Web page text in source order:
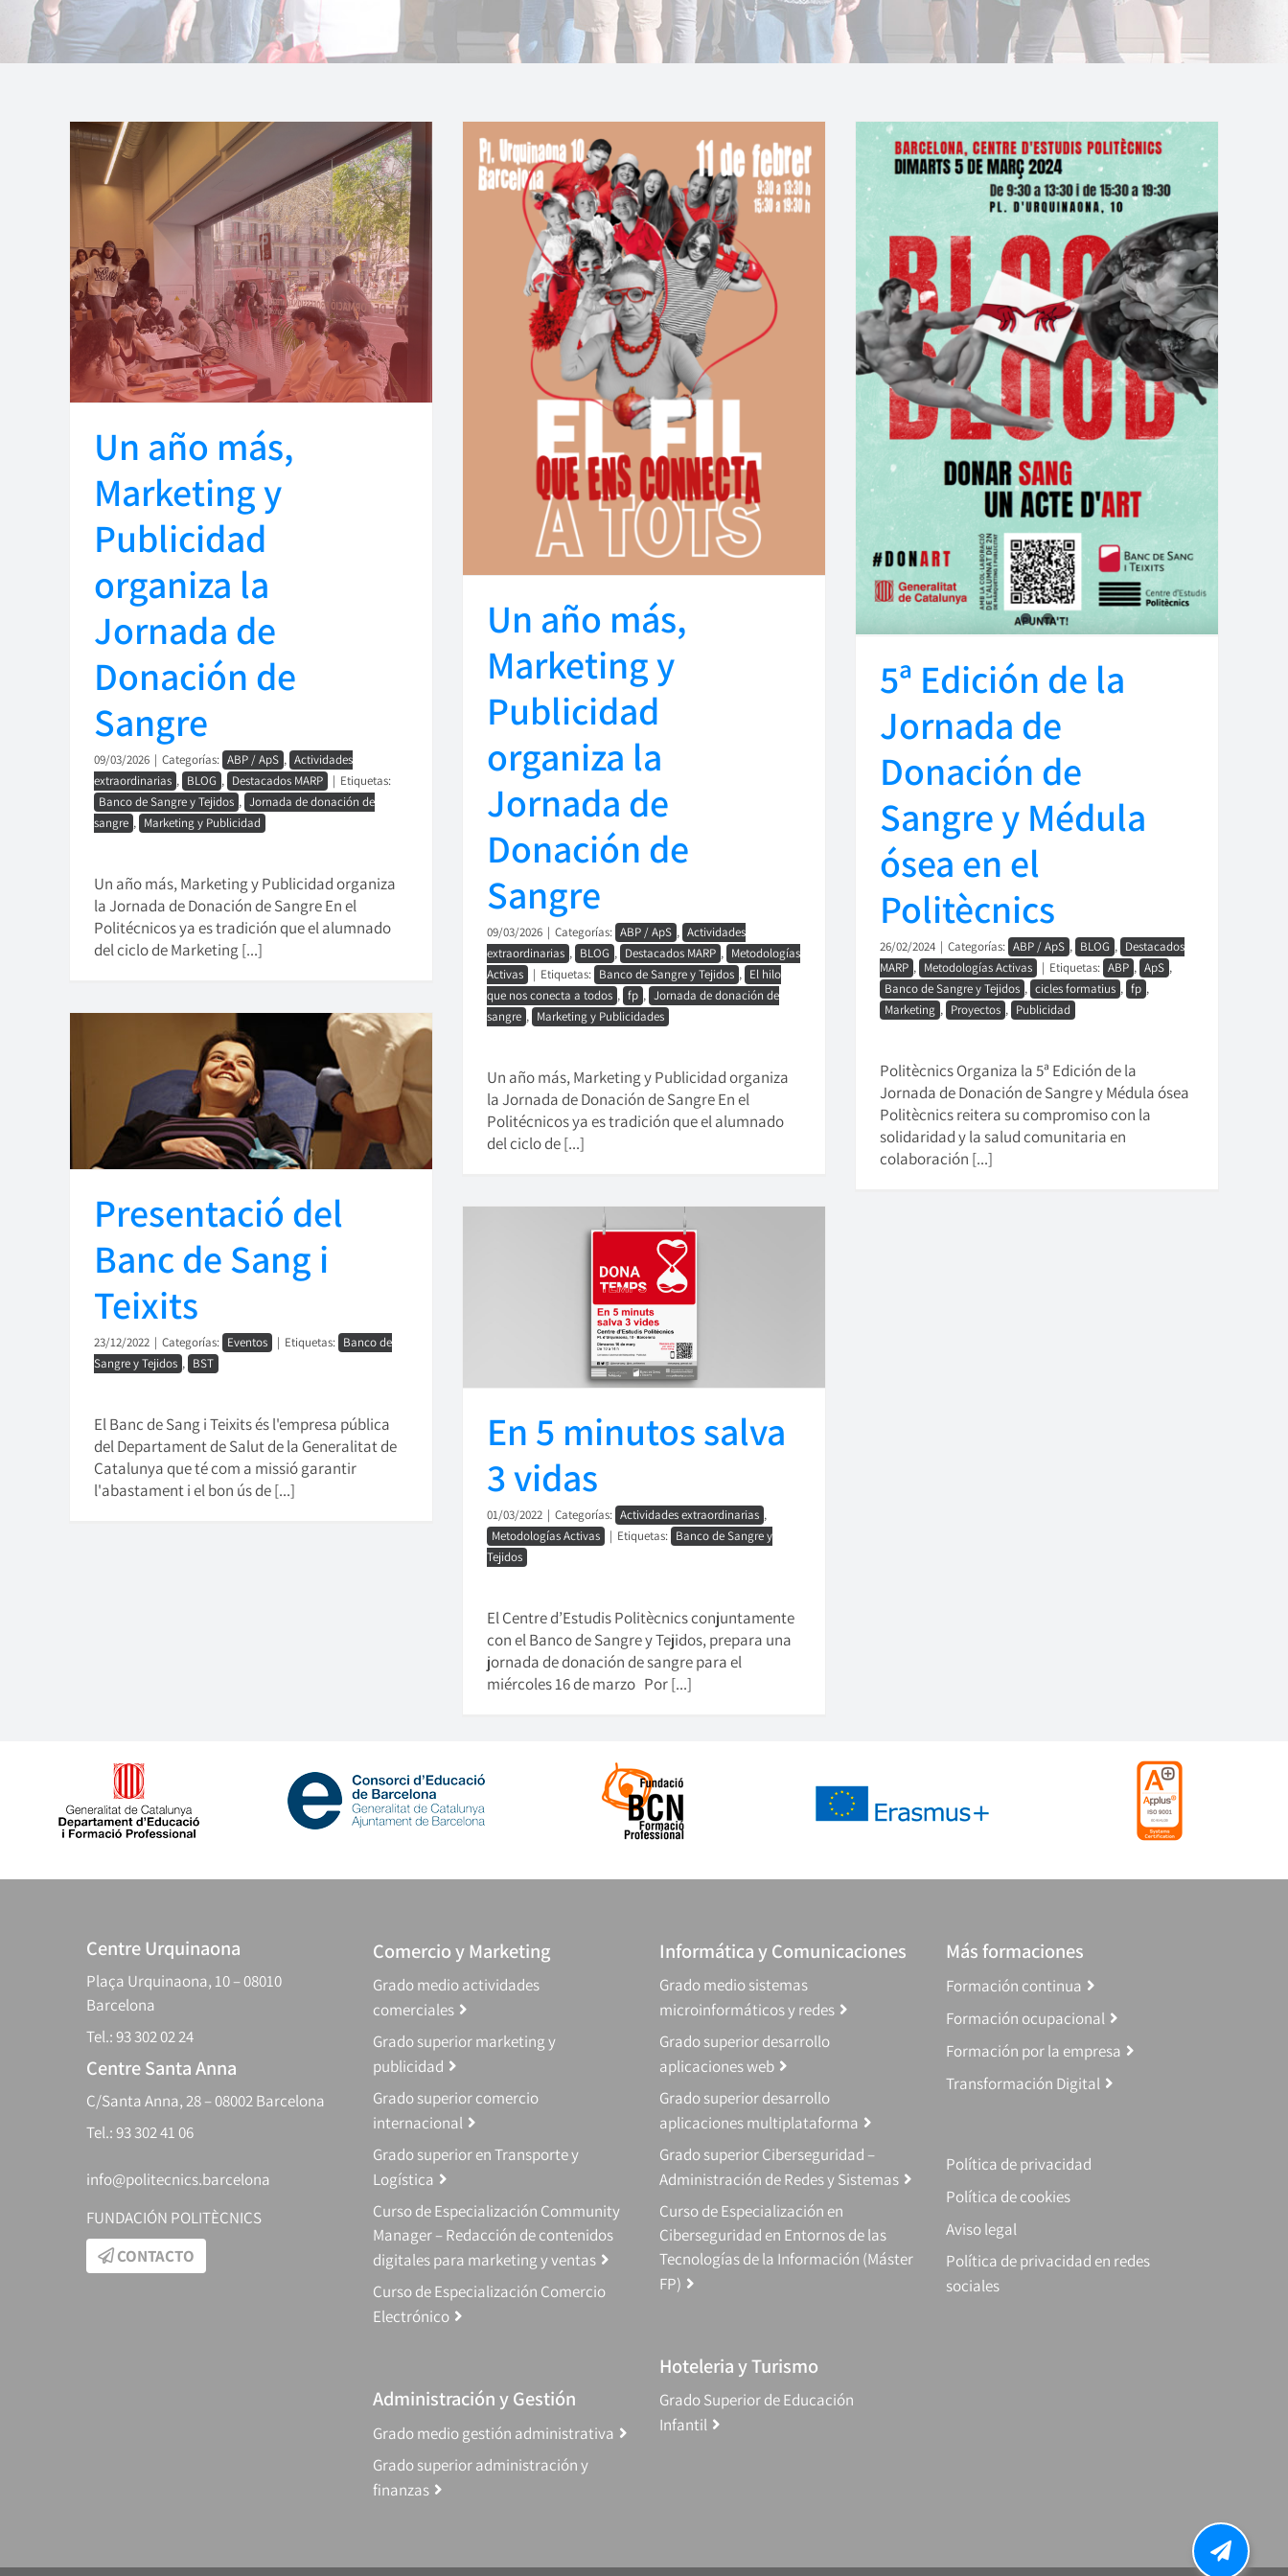
Un año más,
Marketing y
Publicidad
organiza la
Jornada de
Donación de
Sangre
09/03/2026 | Categorías: ABP / ApS , Actividades
extraordinarias , BLOG , Destacados MARP | Etiquetas:
Banco de Sangre y Tejidos , Jornada de donación de
sangre , Marketing y Publicidad
Un año más, Marketing y Publicidad organiza
la Jornada de Donación de Sangre En el
Politécnicos ya es tradición que el alumnado
del ciclo de Marketing [...]
Un año más,
Marketing y
Publicidad
organiza la
Jornada de
Donación de
Sangre
09/03/2026 | Categorías: ABP / ApS , Actividades
extraordinarias , BLOG , Destacados MARP , Metodologías
Activas
| Etiquetas: Banco de Sangre y Tejidos , El hilo
que nos conecta a todos , fp , Jornada de donación de
sangre , Marketing y Publicidades
Un año más, Marketing y Publicidad organiza
la Jornada de Donación de Sangre En el
Politécnicos ya es tradición que el alumnado
del ciclo de [...]
5ª Edición de la
Jornada de
Donación de
Sangre y Médula
ósea en el
Politècnics
26/02/2024 | Categorías: ABP / ApS , BLOG , Destacados
MARP , Metodologías Activas | Etiquetas: ABP , ApS ,
Banco de Sangre y Tejidos , cicles formatius , fp ,
Marketing , Proyectos , Publicidad
Politècnics Organiza la 5ª Edición de la
Jornada de Donación de Sangre y Médula ósea
Politècnics reitera su compromiso con la
solidaridad y la salud comunitaria en
colaboración [...]
Presentació del
Banc de Sang i
Teixits
23/12/2022 | Categorías: Eventos | Etiquetas: Banco de
Sangre y Tejidos , BST
El Banc de Sang i Teixits és l'empresa pública
del Departament de Salut de la Generalitat de
Catalunya que té com a missió garantir
l'abastament i el bon ús de [...]
En 5 minutos salva
3 vidas
01/03/2022 | Categorías: Actividades extraordinarias ,
Metodologías Activas
| Etiquetas: Banco de Sangre y
Tejidos
El Centre d’Estudis Politècnics conjuntamente
con el Banco de Sangre y Tejidos, prepara una
jornada de donación de sangre para el
miércoles 16 de marzo Por [...]
Centre Urquinaona
Plaça Urquinaona, 10 – 08010
Barcelona
Tel.: 93 302 02 24
Centre Santa Anna
C/Santa Anna, 28 – 08002 Barcelona
Tel.: 93 302 41 06
info@politecnics.barcelona
FUNDACIÓN POLITÈCNICS
CONTACTO
Comercio y Marketing
Grado medio actividades
comerciales
Grado superior marketing y
publicidad
Grado superior comercio
internacional
Grado superior en Transporte y
Logística
Curso de Especialización Community
Manager – Redacción de contenidos
digitales para marketing y ventas
Curso de Especialización Comercio
Electrónico
Administración y Gestión
Grado medio gestión administrativa
Grado superior administración y
finanzas
Informática y Comunicaciones
Grado medio sistemas
microinformáticos y redes
Grado superior desarrollo
aplicaciones web
Grado superior desarrollo
aplicaciones multiplataforma
Grado superior Ciberseguridad –
Administración de Redes y Sistemas
Curso de Especialización en
Ciberseguridad en Entornos de las
Tecnologías de la Información (Máster
FP)
Hoteleria y Turismo
Grado Superior de Educación
Infantil
Más formaciones
Formación continua
Formación ocupacional
Formación por la empresa
Transformación Digital
Política de privacidad
Política de cookies
Aviso legal
Política de privacidad en redes
sociales